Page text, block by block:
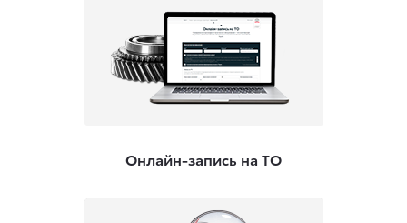
Онлайн-запись на ТО